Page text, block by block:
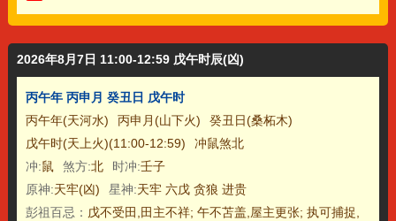
2026年8月7日 11:00-12:59 戊午时辰(凶)
丙午年 丙申月 癸丑日 戊午时
丙午年(天河水)
丙申月(山下火)
癸丑日(桑柘木)
戊午时(天上火)(11:00-12:59)
冲鼠煞北
冲:鼠 煞方:北 时冲:壬子
原神:天牢(凶) 星神:天牢 六戊 贪狼 进贵
彭祖百忌： 戊不受田,田主不祥; 午不苫盖,屋主更张; 执可捕捉,